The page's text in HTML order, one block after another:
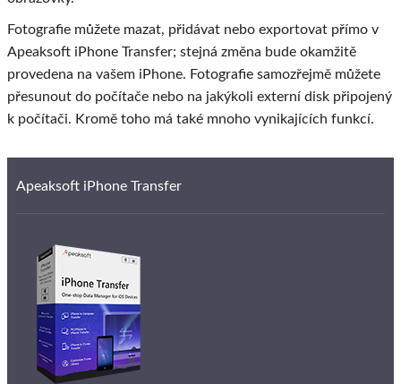
Fotografie můžete mazat, přidávat nebo exportovat přímo v
Apeaksoft iPhone Transfer; stejná změna bude okamžitě
provedena na vašem iPhone. Fotografie samozřejmě můžete
přesunout do počítače nebo na jakýkoli externí disk připojený
k počítači. Kromě toho má také mnoho vynikajících funkcí.
Apeaksoft iPhone Transfer